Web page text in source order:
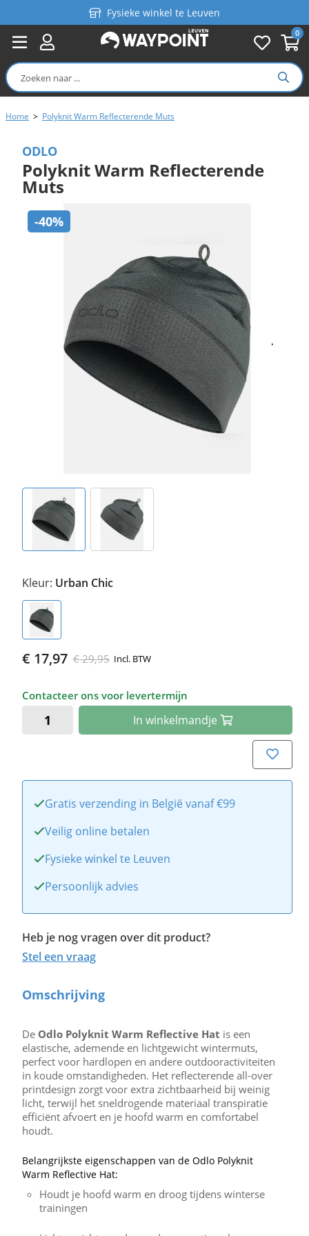
0
Fysieke winkel te Leuven
Persoonlijk advies
Gratis verzending in België vanaf €99
Home > Polyknit Warm Reflecterende Muts
ODLO
Polyknit Warm Reflecterende
Muts
-40%
Kleur: Urban Chic
€ 29,95
€ 17,97 Incl. BTW
Contacteer ons voor levertermijn
In winkelmandje
Gratis verzending in België vanaf €99
Veilig online betalen
Fysieke winkel te Leuven
Persoonlijk advies
Heb je nog vragen over dit product?
Stel een vraag
Omschrijving
De Odlo Polyknit Warm Reflective Hat is een
elastische, ademende en lichtgewicht wintermuts,
perfect voor hardlopen en andere outdooractiviteiten
in koude omstandigheden. Het reflecterende all-over
printdesign zorgt voor extra zichtbaarheid bij weinig
licht, terwijl het sneldrogende materiaal transpiratie
efficiënt afvoert en je hoofd warm en comfortabel
houdt.
Belangrijkste eigenschappen van de Odlo Polyknit
Warm Reflective Hat:
Houdt je hoofd warm en droog tijdens winterse
trainingen